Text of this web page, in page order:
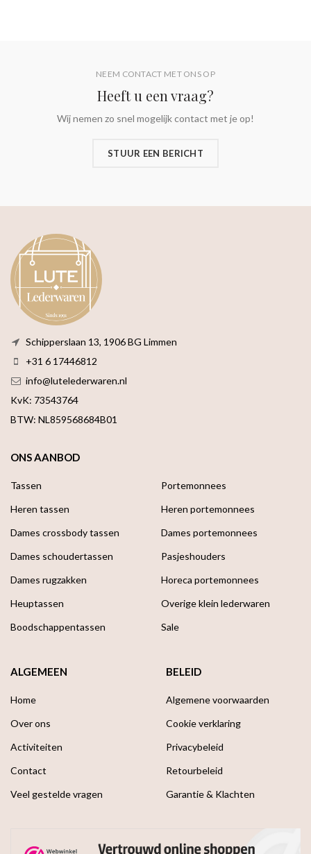
NEEM CONTACT MET ONS OP
Heeft u een vraag?
Wij nemen zo snel mogelijk contact met je op!
STUUR EEN BERICHT
Schipperslaan 13, 1906 BG Limmen
+31 6 17446812
info@lutelederwaren.nl
KvK: 73543764
BTW: NL859568684B01
ALGEMEEN
Home
Over ons
Activiteiten
Contact
Veel gestelde vragen
ONS AANBOD
Tassen
Heren tassen
Dames crossbody tassen
Dames schoudertassen
Dames rugzakken
Heuptassen
Boodschappen­tassen
Portemonnees
Heren portemonnees
Dames portemonnees
Pasjeshouders
Horeca portemonnees
Overige klein lederwaren
Sale
BELEID
Algemene voorwaarden
Cookie verklaring
Privacybeleid
Retourbeleid
Garantie & Klachten